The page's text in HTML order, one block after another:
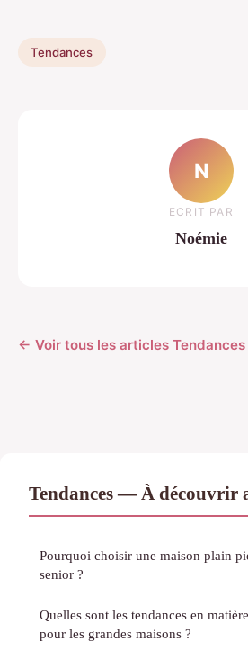
Tendances
N
ECRIT PAR
Noémie
← Voir tous les articles Tendances
Tendances — À découvrir
Pourquoi choisir une maison plain
senior ?
Quelles sont les tendances en
pour les grandes maisons ?